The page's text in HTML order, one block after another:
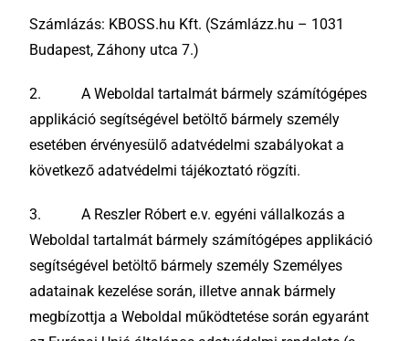
Számlázás: KBOSS.hu Kft. (Számlázz.hu – 1031
Budapest, Záhony utca 7.)
2. A Weboldal tartalmát bármely számítógépes
applikáció segítségével betöltő bármely személy
esetében érvényesülő adatvédelmi szabályokat a
következő adatvédelmi tájékoztató rögzíti.
3. A Reszler Róbert e.v. egyéni vállalkozás a
Weboldal tartalmát bármely számítógépes applikáció
segítségével betöltő bármely személy Személyes
adatainak kezelése során, illetve annak bármely
megbízottja a Weboldal működtetése során egyaránt